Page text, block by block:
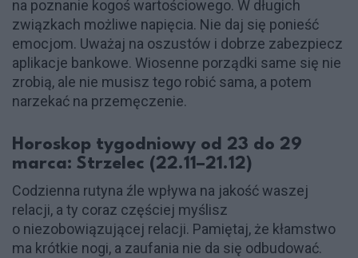
na poznanie kogoś wartościowego. W długich
związkach możliwe napięcia. Nie daj się ponieść
emocjom. Uważaj na oszustów i dobrze zabezpiecz
aplikacje bankowe. Wiosenne porządki same się nie
zrobią, ale nie musisz tego robić sama, a potem
narzekać na przemęczenie.
Horoskop tygodniowy od 23 do 29
marca: Strzelec (22.11–21.12)
Codzienna rutyna źle wpływa na jakość waszej
relacji, a ty coraz częściej myślisz
o niezobowiązującej relacji. Pamiętaj, że kłamstwo
ma krótkie nogi, a zaufania nie da się odbudować.